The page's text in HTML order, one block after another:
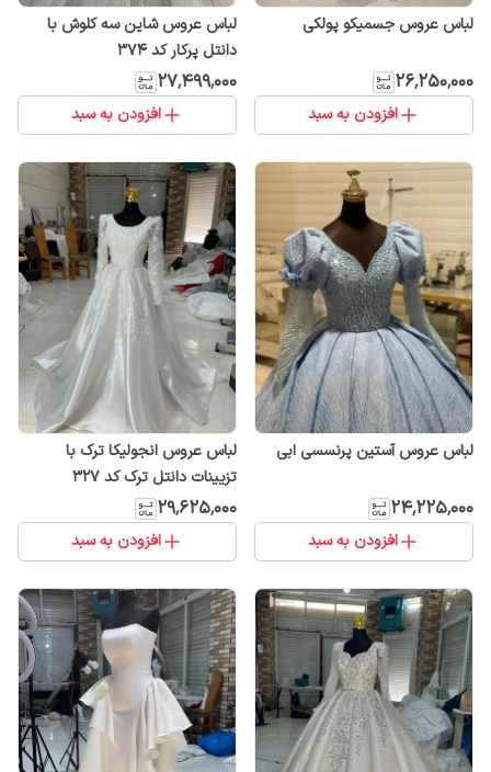
لباس عروس جسمیکو پولکی
۲۶٬۲۵۰٬۰۰۰
افزودن به سبد
لباس عروس شاین سه کلوش با
دانتل پرکار کد ۳۷۴
۲۷٬۴۹۹٬۰۰۰
افزودن به سبد
لباس عروس آستین پرنسسی ابی
۲۴٬۲۲۵٬۰۰۰
افزودن به سبد
لباس عروس انجولیکا ترک با
تزیینات دانتل ترک کد ۳۲۷
۲۹٬۶۲۵٬۰۰۰
افزودن به سبد